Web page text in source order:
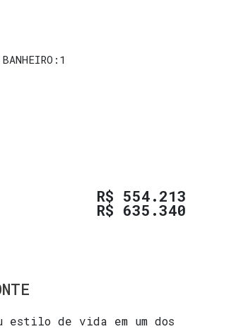
BANHEIRO: 1
R$ 554.213
R$ 635.340
estilo de vida em um dos